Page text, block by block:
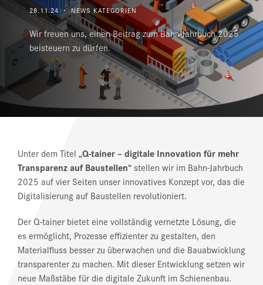
ONLINE MAGAZIN
28.11.24 ・ NEWS KATEGORIEN
Wir freuen uns, einen Beitrag zum Bahn-Jahrbuch 2025
beisteuern zu dürfen.
Unter dem Titel „Q-tainer – digitale Innovation für mehr
Transparenz auf Baustellen“stellen wir im Bahn-Jahrbuch
2025 auf vier Seiten unser innovatives Konzept vor, das die
Digitalisierung auf Baustellen revolutioniert.
Der Q-tainer bietet eine vollständig vernetzte Lösung, die
es ermöglicht, Prozesse effizienter zu gestalten, den
Materialfluss besser zu überwachen und die Bauabwicklung
transparenter zu machen. Mit dieser Entwicklung setzen wir
neue Maßstäbe für die digitale Zukunft im Schienenbau.